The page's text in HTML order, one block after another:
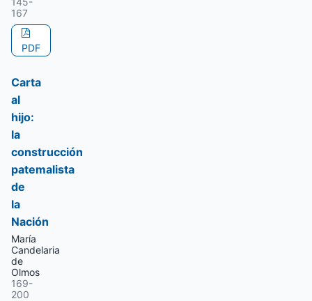
167
PDF
Carta
al
hijo:
la
construcción
patemalista
de
la
Nación
María
Candelaria
de
Olmos
169-
200